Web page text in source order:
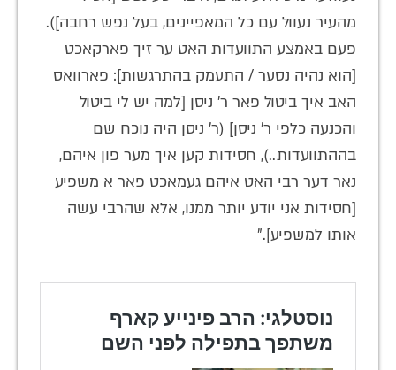
מהעיר נעוול עם כל המאפיינים, בעל נפש רחבה]).
פעם באמצע התוועדות האט ער זיך פארקאכט
[הוא נהיה נסער / התעמק בהתרגשות]: פארוואס
האב איך ביטול פאר ר' ניסן [למה יש לי ביטול
והכנעה כלפי ר' ניסן] (ר' ניסן היה נוכח שם
בההתוועדות..), חסידות קען איך מער פון איהם,
נאר דער רבי האט איהם געמאכט פאר א משפיע
[חסידות אני יודע יותר ממנו, אלא שהרבי עשה
אותו למשפיע]."